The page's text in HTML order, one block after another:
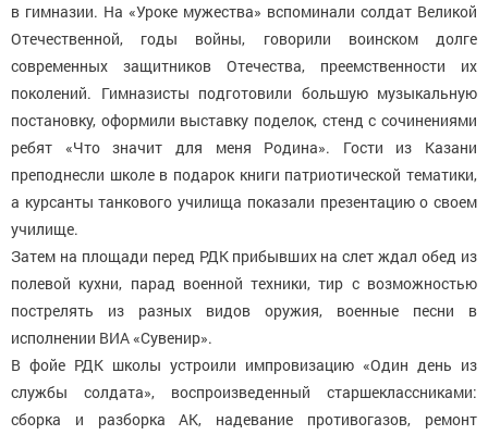
в гимназии. На «Уроке мужества» вспоминали солдат Великой
Отечественной, годы войны, говорили воинском долге
современных защитников Отечества, преемственности их
поколений. Гимназисты подготовили большую музыкальную
постановку, оформили выставку поделок, стенд с сочинениями
ребят «Что значит для меня Родина». Гости из Казани
преподнесли школе в подарок книги патриотической тематики,
а курсанты танкового училища показали презентацию о своем
училище.
Затем на площади перед РДК прибывших на слет ждал обед из
полевой кухни, парад военной техники, тир с возможностью
пострелять из разных видов оружия, военные песни в
исполнении ВИА «Сувенир».
В фойе РДК школы устроили импровизацию «Один день из
службы солдата», воспроизведенный старшеклассниками:
сборка и разборка АК, надевание противогазов, ремонт